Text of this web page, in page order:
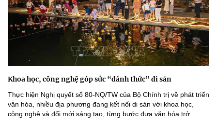
Khoa học, công nghệ góp sức “đánh thức” di sản
Thực hiện Nghị quyết số 80-NQ/TW của Bộ Chính trị về phát triển
văn hóa, nhiều địa phương đang kết nối di sản với khoa học,
công nghệ và đổi mới sáng tạo, từng bước đưa văn hóa trở...